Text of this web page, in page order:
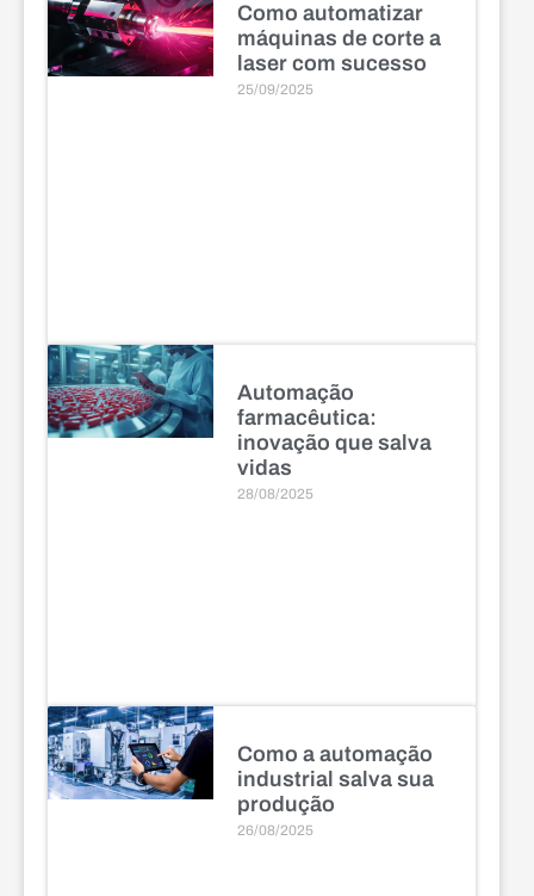
Como automatizar
máquinas de corte a
laser com sucesso
25/09/2025
Automação
farmacêutica:
inovação que salva
vidas
28/08/2025
Como a automação
industrial salva sua
produção
26/08/2025